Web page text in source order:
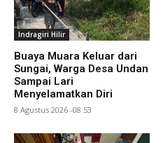
Indragiri Hilir
Buaya Muara Keluar dari
Sungai, Warga Desa Undan
Sampai Lari
Menyelamatkan Diri
8 Agustus 2026 -08:53